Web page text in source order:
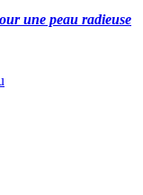
une peau radieuse